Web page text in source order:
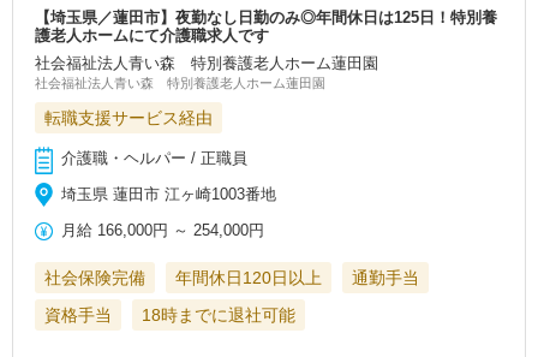
【埼玉県／蓮田市】夜勤なし日勤のみ◎年間休日は125日！特別養
護老人ホームにて介護職求人です
社会福祉法人青い森 特別養護老人ホーム蓮田園
社会福祉法人青い森 特別養護老人ホーム蓮田園
転職支援サービス経由
介護職・ヘルパー / 正職員
埼玉県 蓮田市 江ヶ崎1003番地
月給 166,000円 ～254,000円
社会保険完備 年間休日120日以上
通勤手当
資格手当
18時までに退社可能